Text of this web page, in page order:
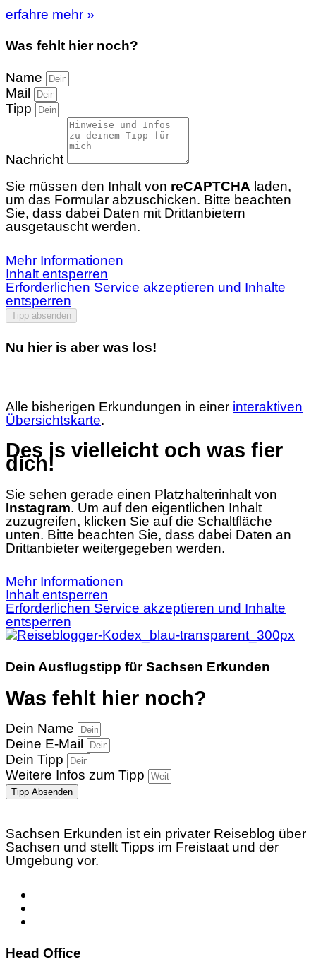
erfahre mehr »
Was fehlt hier noch?
Name
Mail
Tipp
Nachricht
Sie müssen den Inhalt von reCAPTCHA laden,
um das Formular abzuschicken. Bitte beachten
Sie, dass dabei Daten mit Drittanbietern
ausgetauscht werden.
Mehr Informationen
Inhalt entsperren
Erforderlichen Service akzeptieren und Inhalte
entsperren
Tipp absenden
Nu hier is aber was los!
Alle bisherigen Erkundungen in einer interaktiven
Übersichtskarte.
Des is vielleicht och was fier
dich!
Sie sehen gerade einen Platzhalterinhalt von
Instagram. Um auf den eigentlichen Inhalt
zuzugreifen, klicken Sie auf die Schaltfläche
unten. Bitte beachten Sie, dass dabei Daten an
Drittanbieter weitergegeben werden.
Mehr Informationen
Inhalt entsperren
Erforderlichen Service akzeptieren und Inhalte
entsperren
Dein Ausflugstipp für Sachsen Erkunden
Was fehlt hier noch?
Dein Name
Deine E-Mail
Dein Tipp
Weitere Infos zum Tipp
Tipp Absenden
Sachsen Erkunden ist ein privater Reiseblog über
Sachsen und stellt Tipps im Freistaat und der
Umgebung vor.
Head Office